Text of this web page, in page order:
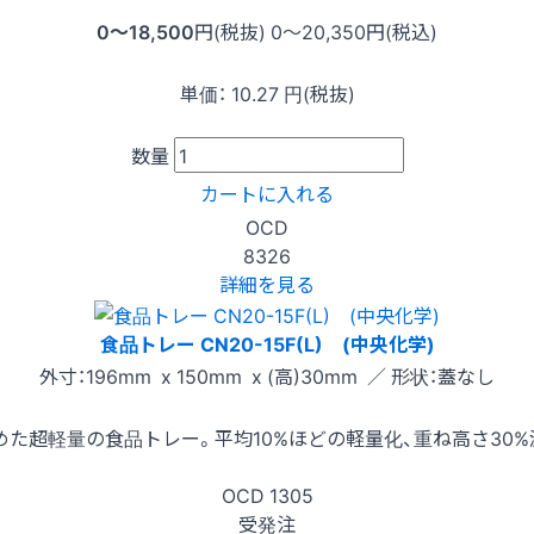
0〜18,500円(税抜) 0〜20,350円(税込)
単価： 10.27 円(税抜)
数量
カートに入れる
OCD
8326
詳細を見る
食品トレー CN20-15F(L) (中央化学)
外寸：196mm x 150mm x (高)30mm ／ 形状：蓋なし
超軽量の食品トレー。平均10%ほどの軽量化、重ね高さ30%
OCD 1305
受発注